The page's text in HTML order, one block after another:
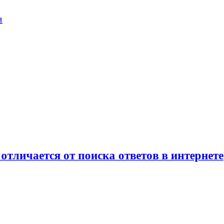
от поиска ответов в интернете